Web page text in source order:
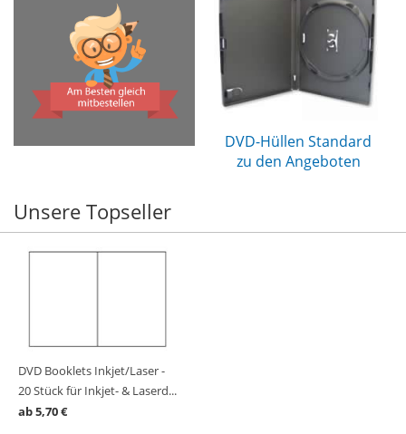
DVD-Hüllen Standard
zu den Angeboten
Unsere Topseller
DVD Booklets Inkjet/Laser -
20 Stück für Inkjet- & Laserd...
ab 5,70 €